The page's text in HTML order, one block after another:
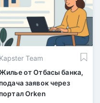
Kapster Team
Жилье от Отбасы банка,
подача заявок через
портал Orken